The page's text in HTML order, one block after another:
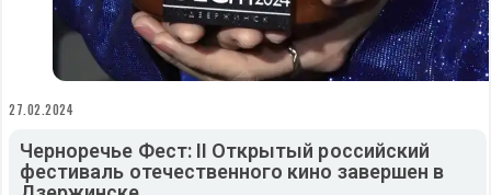
27.02.2024
Черноречье Фест: II Открытый российский
фестиваль отечественного кино завершен в